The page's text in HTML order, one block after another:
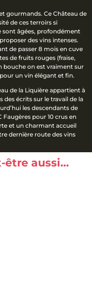
gourmands. Ce Château de
de ces terroirs si
sont âgées, profondément
des vins intenses.
de passer 8 mois en cuve
de fruits rouges (fraise,
bouche on est vraiment sur
un vin élégant et fin.
de la Liquière appartient à
des écrits sur le travail de la
les descendants de
Faugères pour 10 crus en
et un charmant accueil
dernière route des vins
être aussi…